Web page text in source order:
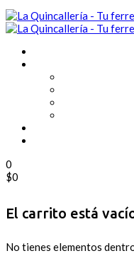
0
$0
El carrito está
No tienes elementos